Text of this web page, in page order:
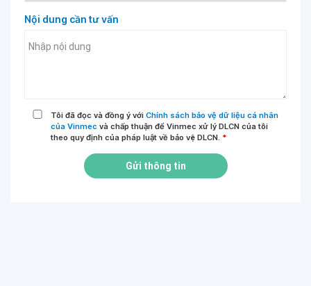
Nội dung cần tư vấn
Tôi đã đọc và đồng ý với Chính sách bảo vệ dữ liệu cá nhân
của Vinmec và chấp thuận để Vinmec xử lý DLCN của tôi
theo quy định của pháp luật về bảo vệ DLCN. *
Gửi thông tin